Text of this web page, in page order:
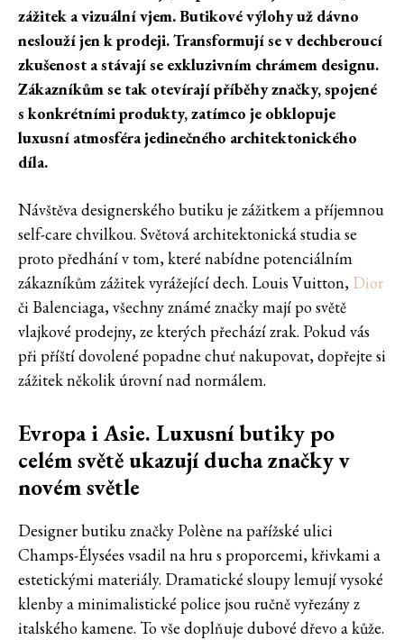
zážitek a vizuální vjem. Butikové výlohy už dávno
neslouží jen k prodeji. Transformují se v dechberoucí
zkušenost a stávají se exkluzivním chrámem designu.
Zákazníkům se tak otevírají příběhy značky, spojené
s konkrétními produkty, zatímco je obklopuje
luxusní atmosféra jedinečného architektonického
díla.
Návštěva designerského butiku je zážitkem a příjemnou
self-care chvilkou. Světová architektonická studia se
proto předhání v tom, které nabídne potenciálním
zákazníkům zážitek vyrážející dech. Louis Vuitton, Dior
či Balenciaga, všechny známé značky mají po světě
vlajkové prodejny, ze kterých přechází zrak. Pokud vás
při příští dovolené popadne chuť nakupovat, dopřejte si
zážitek několik úrovní nad normálem.
Evropa i Asie. Luxusní butiky po
celém světě ukazují ducha značky v
novém světle
Designer butiku značky Polène na pařížské ulici
Champs-Élysées vsadil na hru s proporcemi, křivkami a
estetickými materiály. Dramatické sloupy lemují vysoké
klenby a minimalistické police jsou ručně vyřezány z
italského kamene. To vše doplňuje dubové dřevo a kůže.